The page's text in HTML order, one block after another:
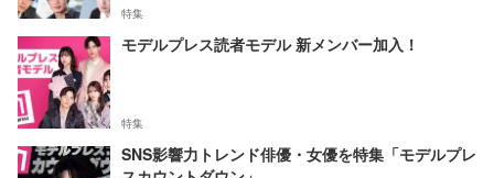
特集
モデルプレス読者モデル 新メンバー加入！
特集
SNS影響力トレンド俳優・女優を特集「モデルプレ